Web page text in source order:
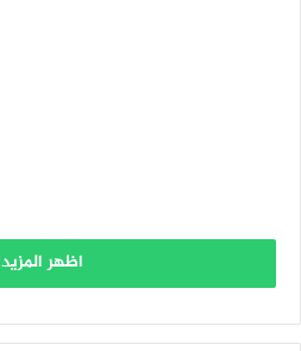
اظهر المزيد